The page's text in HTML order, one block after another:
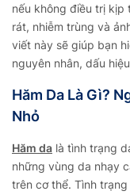
nếu không điều trị kịp
rát, nhiễm trùng và
viết này sẽ giúp bạn
nguyên nhân, dấu
Hăm Da Là Gì?
Nhỏ
Hăm da là tình trạng
những vùng da nhạy
trên cơ thể. Tình